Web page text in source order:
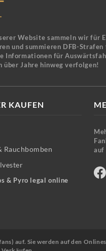
Website sammeln wir für
und summieren DFB-
Informationen für
Jahre hinweg verfolgen!
KAUFEN
Rauchbomben
& Pyro legal online
auf
auf. Sie werden auf den